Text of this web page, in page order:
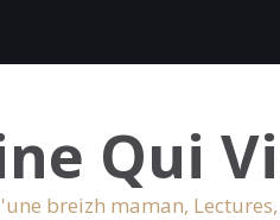
Qui
breizh maman,